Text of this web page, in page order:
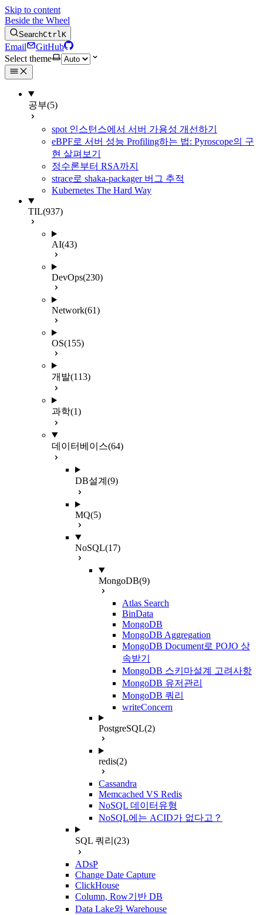
Skip to content
Beside the Wheel
SearchCtrlK
Email
GitHub
Select theme
공부(5)
spot 인스턴스에서 서버 가용성 개선하기
eBPF로 서버 성능 Profiling하는 법: Pyroscope의 구
현 살펴보기
정수론부터 RSA까지
strace로 shaka-packager 버그 추적
Kubernetes The Hard Way
TIL(937)
AI(43)
DevOps(230)
Network(61)
OS(155)
개발(113)
과학(1)
데이터베이스(64)
DB설계 (9)
MQ(5)
NoSQL(17)
MongoDB(9)
Atlas Search
BinData
MongoDB
MongoDB Aggregation
MongoDB Document로 POJO 상
속받기
MongoDB 스키마설계 고려사항
MongoDB 유저관리
MongoDB 쿼리
writeConcern
PostgreSQL(2)
redis(2)
Cassandra
Memcached VS Redis
NoSQL 데이터유형
NoSQL에는 ACID가 없다고？
SQL 쿼리 (23)
ADsP
Change Date Capture
ClickHouse
Column, Row기반 DB
Data Lake와 Warehouse